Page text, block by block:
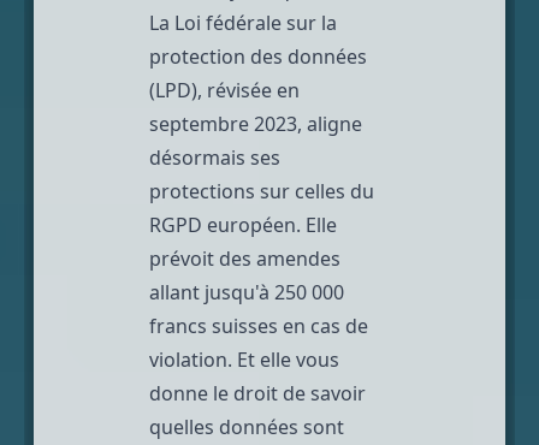
La Loi fédérale sur la
protection des données
(LPD), révisée en
septembre 2023, aligne
désormais ses
protections sur celles du
RGPD européen. Elle
prévoit des amendes
allant jusqu'à 250 000
francs suisses en cas de
violation. Et elle vous
donne le droit de savoir
quelles données sont